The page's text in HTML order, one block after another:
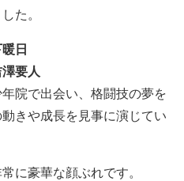
た。
日
要人
院で出会い、格闘技の夢を
きや成長を見事に演じてい
に豪華な顔ぶれです。